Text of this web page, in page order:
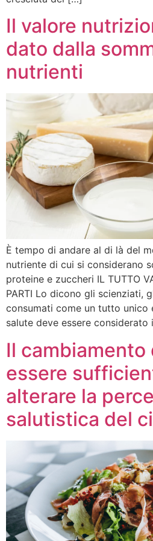
Il valore
dato dalla
nutrienti
È tempo di andare al di là del
nutriente di cui si considerano
proteine e zuccheri IL TUTTO
PARTI Lo dicono gli scienziati,
consumati come un tutto
salute deve essere
Il cambiamento
essere
alterare la
salutistica del